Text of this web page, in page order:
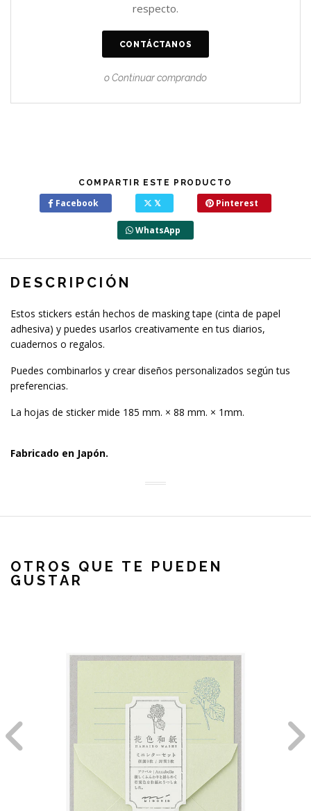
respecto.
CONTÁCTANOS
o Continuar comprando
COMPARTIR ESTE PRODUCTO
Facebook 𝕏 Pinterest
WhatsApp
DESCRIPCIÓN
Estos stickers están hechos de masking tape (cinta de papel
adhesiva) y puedes usarlos creativamente en tus diarios,
cuadernos o regalos.
Puedes combinarlos y crear diseños personalizados según tus
preferencias.
La hojas de sticker mide 185 mm. × 88 mm. × 1mm.
Fabricado en Japón.
OTROS QUE TE PUEDEN
GUSTAR